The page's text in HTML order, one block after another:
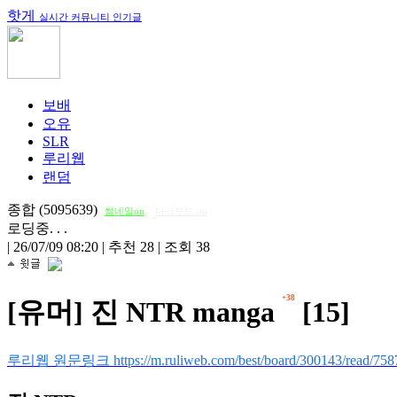
핫게 실시간 커뮤니티 인기글
보배
오유
SLR
루리웹
랜덤
종합 (5095639) 썸네일on
로딩중. . .
| 26/07/09 08:20 | 추천 28 | 조회 38
[유머] 진 NTR manga +38 [15]
루리웹 원문링크 https://m.ruliweb.com/best/board/300143/read/